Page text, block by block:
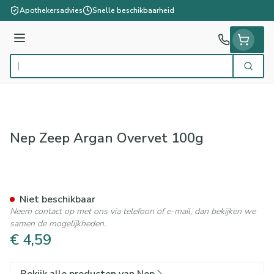
Ga naar de inhoud
Apothekersadvies Snelle beschikbaarheid
Menu
Product, merk, categorie... Zoek
Nep Zeep Argan Overvet 100g
€ 4,59
Niet beschikbaar
Neem contact op met ons via telefoon of e-mail, dan bekijken we
samen de mogelijkheden.